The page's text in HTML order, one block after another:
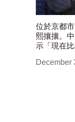
位於京都
熙攘攘。
示「現在
December